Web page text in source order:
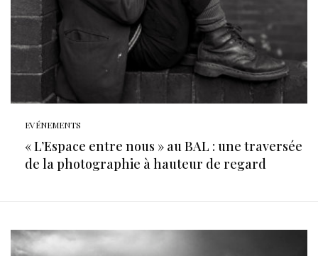
EVÉNEMENTS
« L’Espace entre nous » au BAL : une traversée
de la photographie à hauteur de regard